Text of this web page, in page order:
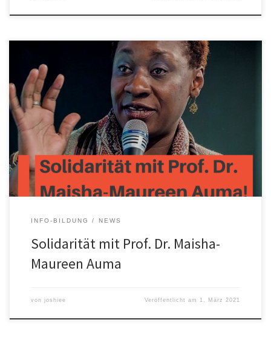
Maureen-Maisha Auma ist Professorin für Kindheit und Differenz
(Diversity Studies) an der Hochschule Magdeburg-Stendal und
gegenwärtig Gastprofessorin an der Humboldt Universität zu
Berlin. Professorin Auma kritisierte in einem Interview mit dem
Tagesspiegel den strukturellen Rassismus und Sexismus an
deutschen Universitäten. Daraufhin wurde sie nach einem
diesbezüglichen Social Media-Post der AfD-Landtagsfraktion […]
INFO-BILDUNG NEWS
Solidarität mit Prof. Dr. Maisha-
Maureen Auma
von joshiee Veröffentlicht am 1. März 2021